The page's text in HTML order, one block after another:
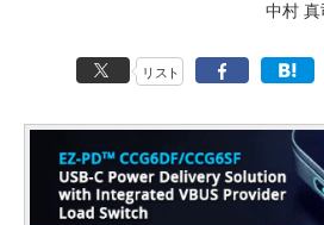
中村 真
リスト